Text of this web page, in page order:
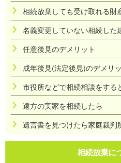
相続放棄しても受け取れる財
名義変更していない相続した
任意後見のデメリット
成年後見(法定後見)のデメリ
市役所などで相続相談をする
遠方の実家を相続したら
遺言書を見つけたら家庭裁判
相続放棄に